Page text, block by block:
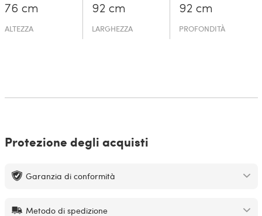
76 cm
ALTEZZA
92 cm
LARGHEZZA
92 cm
PROFONDITÀ
Protezione degli acquisti
Garanzia di conformità
Metodo di spedizione